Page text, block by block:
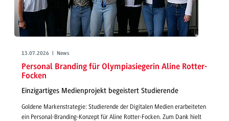
13.07.2026 | News
Personal Branding für Olympiasiegerin Aline Rotter-
Focken
Einzigartiges Medienprojekt begeistert Studierende
Goldene Markenstrategie: Studierende der Digitalen Medien erarbeiteten
ein Personal-Branding-Konzept für Aline Rotter-Focken. Zum Dank hielt